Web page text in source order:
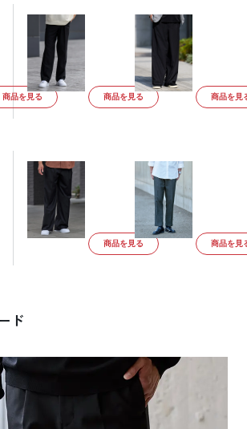
商品を見る 商品を見る 商品を見
商品を見る 商品を見
ド